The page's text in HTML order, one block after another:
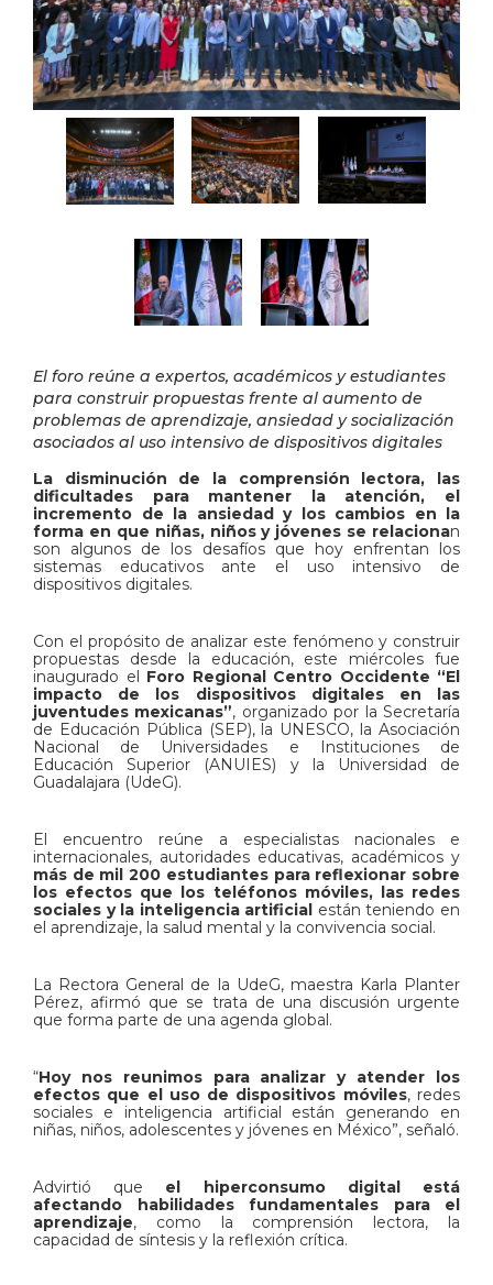
El foro reúne a expertos, académicos y estudiantes
para construir propuestas frente al aumento de
problemas de aprendizaje, ansiedad y socialización
asociados al uso intensivo de dispositivos digitales
La disminución de la comprensión lectora, las
dificultades para mantener la atención, el
incremento de la ansiedad y los cambios en la
forma en que niñas, niños y jóvenes se relacionan
son algunos de los desafíos que hoy enfrentan los
sistemas educativos ante el uso intensivo de
dispositivos digitales.
Con el propósito de analizar este fenómeno y construir
propuestas desde la educación, este miércoles fue
inaugurado el Foro Regional Centro Occidente “El
impacto de los dispositivos digitales en las
juventudes mexicanas”, organizado por la Secretaría
de Educación Pública (SEP), la UNESCO, la Asociación
Nacional de Universidades e Instituciones de
Educación Superior (ANUIES) y la Universidad de
Guadalajara (UdeG).
El encuentro reúne a especialistas nacionales e
internacionales, autoridades educativas, académicos y
más de mil 200 estudiantes para reflexionar sobre
los efectos que los teléfonos móviles, las redes
sociales y la inteligencia artificial están teniendo en
el aprendizaje, la salud mental y la convivencia social.
La Rectora General de la UdeG, maestra Karla Planter
Pérez, afirmó que se trata de una discusión urgente
que forma parte de una agenda global.
“Hoy nos reunimos para analizar y atender los
efectos que el uso de dispositivos móviles, redes
sociales e inteligencia artificial están generando en
niñas, niños, adolescentes y jóvenes en México”, señaló.
Advirtió que el hiperconsumo digital está
afectando habilidades fundamentales para el
aprendizaje, como la comprensión lectora, la
capacidad de síntesis y la reflexión crítica.